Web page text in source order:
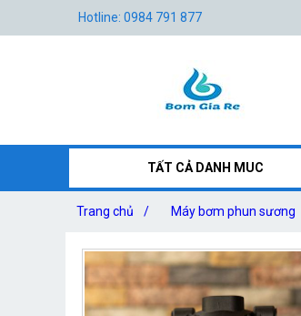
Hotline: 0984 791 877
TẤT CẢ DANH MUC
Trang chủ / Máy bơm phun sương